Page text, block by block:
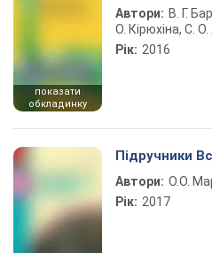
показати
обкладинку
Автори: В. Г.
О. Кірюхіна, С.
Рік: 2016
Підручники
Автори: О.О.
Рік: 2017